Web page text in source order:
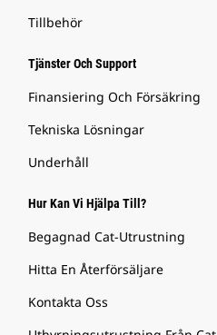
Tillbehör
Tjänster Och Support
Finansiering Och Försäkring
Tekniska Lösningar
Underhåll
Hur Kan Vi Hjälpa Till?
Begagnad Cat-Utrustning
Hitta En Återförsäljare
Kontakta Oss